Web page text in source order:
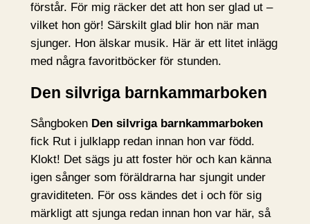
förstår. För mig räcker det att hon ser glad ut –
vilket hon gör! Särskilt glad blir hon när man
sjunger. Hon älskar musik. Här är ett litet inlägg
med några favoritböcker för stunden.
Den silvriga barnkammarboken
Sångboken Den silvriga barnkammarboken
fick Rut i julklapp redan innan hon var född.
Klokt! Det sägs ju att foster hör och kan känna
igen sånger som föräldrarna har sjungit under
graviditeten. För oss kändes det i och för sig
märkligt att sjunga redan innan hon var här, så